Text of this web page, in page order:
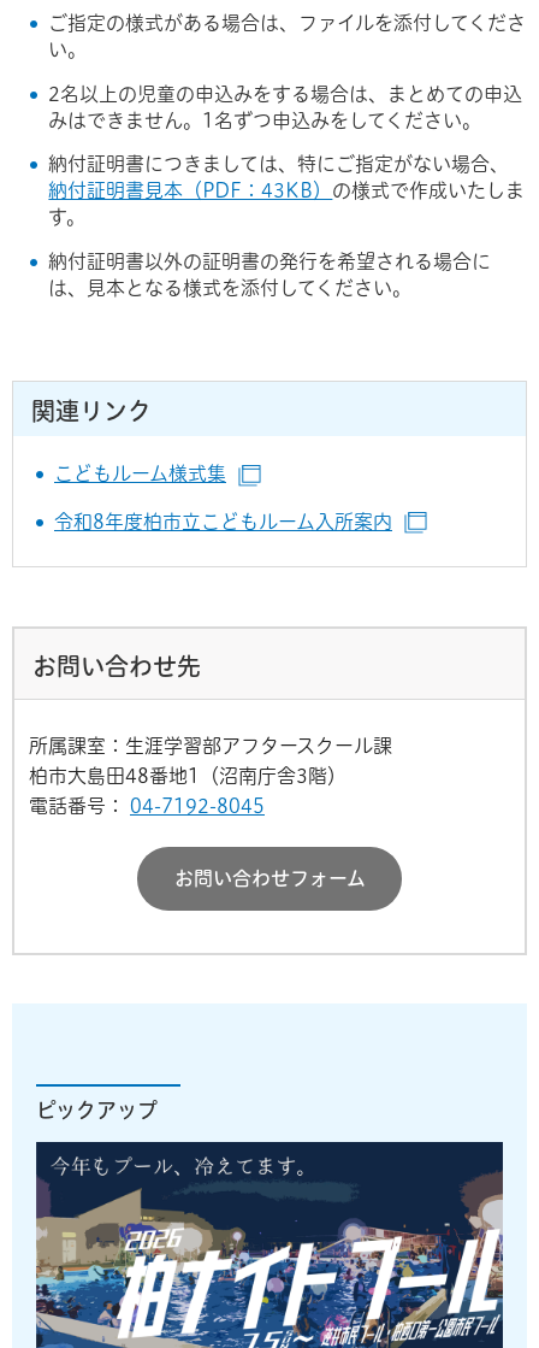
ご指定の様式がある場合は、ファイルを添付してくださ
い。
2名以上の児童の申込みをする場合は、まとめての申込
みはできません。1名ずつ申込みをしてください。
納付証明書につきましては、特にご指定がない場合、
納付証明書見本（PDF：43KB） の様式で作成いたしま
す。
納付証明書以外の証明書の発行を希望される場合に
は、見本となる様式を添付してください。
関連リンク
こどもルーム様式集
令和8年度柏市立こどもルーム入所案内
お問い合わせ先
所属課室：生涯学習部アフタースクール課
柏市大島田48番地1（沼南庁舎3階）
電話番号：
04-7192-8045
お問い合わせフォーム
ピックアップ